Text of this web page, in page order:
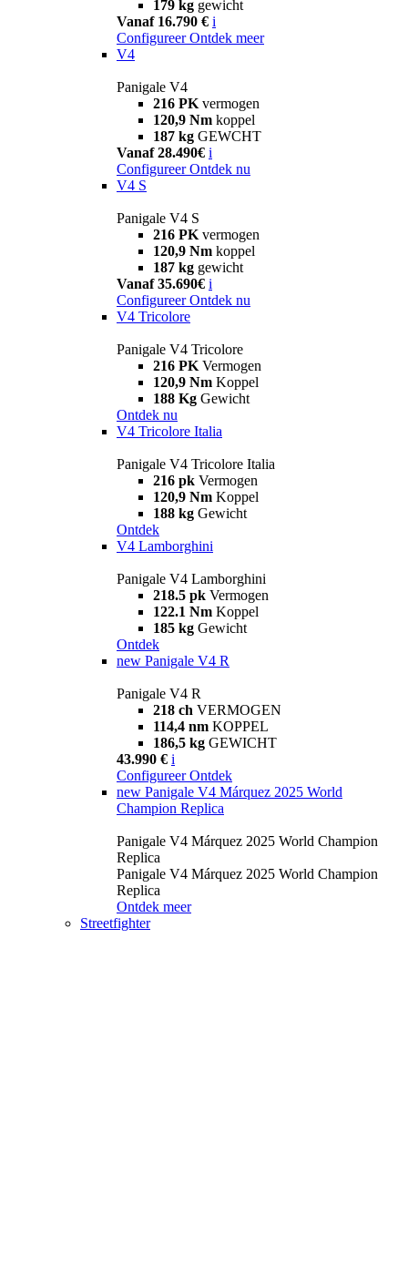
179 kg gewicht
Vanaf 16.790 € i
Configureer Ontdek meer
V4
Panigale V4
216 PK vermogen
120,9 Nm koppel
187 kg GEWCHT
Vanaf 28.490€ i
Configureer Ontdek nu
V4 S
Panigale V4 S
216 PK vermogen
120,9 Nm koppel
187 kg gewicht
Vanaf 35.690€ i
Configureer Ontdek nu
V4 Tricolore
Panigale V4 Tricolore
216 PK Vermogen
120,9 Nm Koppel
188 Kg Gewicht
Ontdek nu
V4 Tricolore Italia
Panigale V4 Tricolore Italia
216 pk Vermogen
120,9 Nm Koppel
188 kg Gewicht
Ontdek
V4 Lamborghini
Panigale V4 Lamborghini
218.5 pk Vermogen
122.1 Nm Koppel
185 kg Gewicht
Ontdek
new Panigale V4 R
Panigale V4 R
218 ch VERMOGEN
114,4 nm KOPPEL
186,5 kg GEWICHT
43.990 € i
Configureer Ontdek
new Panigale V4 Márquez 2025 World
Champion Replica
Panigale V4 Márquez 2025 World Champion
Replica
Panigale V4 Márquez 2025 World Champion
Replica
Ontdek meer
Streetfighter